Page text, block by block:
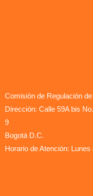
Comisión de Regulación
Dirección: Calle 59A bis
9
Bogotá D.C.
Horario de Atención: